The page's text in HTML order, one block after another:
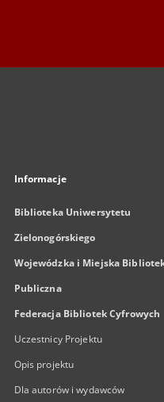
Informacje
Biblioteka Uniwersytetu
Zielonogórskiego
Wojewódzka i Miejska
Publiczna
Federacja Bibliotek Cyfrowych
Uczestnicy Projektu
Opis projektu
Dla autorów i wydawców